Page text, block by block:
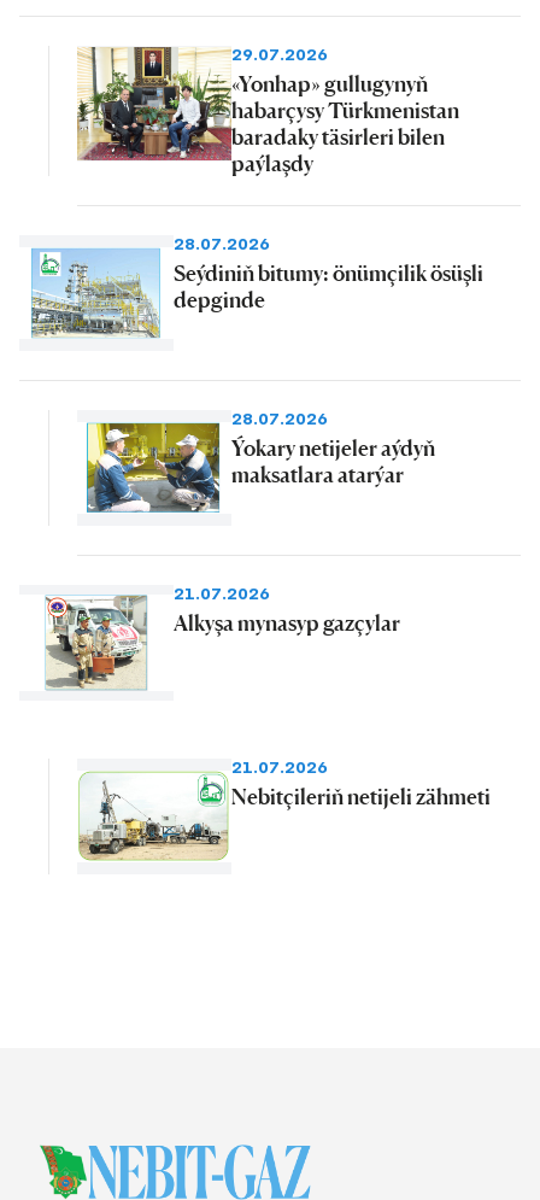
29.07.2026
«Yonhap» gullugynyň
habarçysy Türkmenistan
baradaky täsirleri bilen
paýlaşdy
28.07.2026
Seýdiniň bitumy: önümçilik ösüşli
depginde
28.07.2026
Ýokary netijeler aýdyň
maksatlara atarýar
21.07.2026
Alkyşa mynasyp gazçylar
21.07.2026
Nebitçileriň netijeli zähmeti